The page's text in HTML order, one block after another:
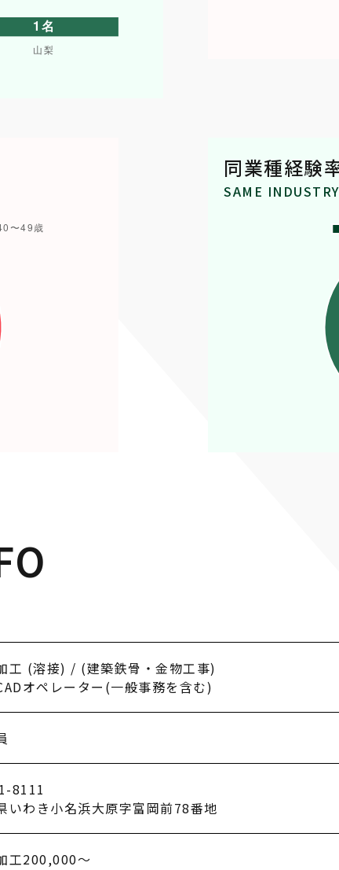
同業種経験
SAME INDUSTRY
工 (溶接) / (建築鉄骨・金物工事)
オペレーター(一般事務を含む)
8111
いわき小名浜大原字富岡前78番地
工200,000～